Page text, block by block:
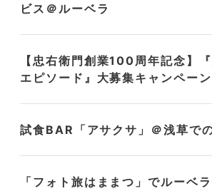
ビス＠ルーベラ
【忠右衛門創業100周年記念】
エピソード』大募集キャンペーン
試食BAR「アサクサ」＠浅草で
「フォト旅はままつ」でルーベ